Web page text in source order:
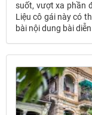
suốt, vượt xa phần
Liệu cô gái này có
bài nội dung bài